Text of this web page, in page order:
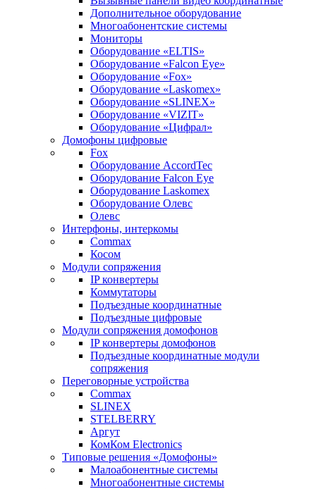
Дополнительное оборудование
Многоабонентские системы
Мониторы
Оборудование «ELTIS»
Оборудование «Falcon Eye»
Оборудование «Fox»
Оборудование «Laskomex»
Оборудование «SLINEX»
Оборудование «VIZIT»
Оборудование «Цифрал»
Домофоны цифровые
Fox
Оборудование AccordTec
Оборудование Falcon Eye
Оборудование Laskomex
Оборудование Олевс
Олевс
Интерфоны, интеркомы
Commax
Косом
Модули сопряжения
IP конвертеры
Коммутаторы
Подъездные координатные
Подъездные цифровые
Модули сопряжения домофонов
IP конвертеры домофонов
Подъездные координатные модули
сопряжения
Переговорные устройства
Commax
SLINEX
STELBERRY
Аргут
КомКом Electronics
Типовые решения «Домофоны»
Малоабонентные системы
Многоабонентные системы